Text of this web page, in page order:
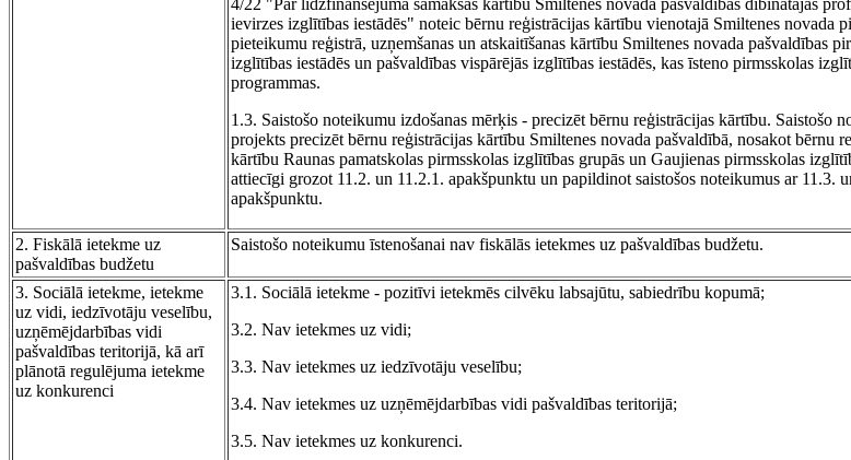
4/22 "Par līdzfinansējuma samaksas kārtību Smiltenes novada pašvaldības dibinātajās
ievirzes izglītības iestādēs" noteic bērnu reģistrācijas kārtību vienotajā Smiltenes novada
pieteikumu reģistrā, uzņemšanas un atskaitīšanas kārtību Smiltenes novada pašvaldības
izglītības iestādēs un pašvaldības vispārējās izglītības iestādēs, kas īsteno pirmsskolas
programmas.
1.3. Saistošo noteikumu izdošanas mērķis - precizēt bērnu reģistrācijas kārtību. Saistošo
projekts precizēt bērnu reģistrācijas kārtību Smiltenes novada pašvaldībā, nosakot bērnu
kārtību Raunas pamatskolas pirmsskolas izglītības grupās un Gaujienas pirmsskolas
attiecīgi grozot 11.2. un 11.2.1. apakšpunktu un papildinot saistošos noteikumus ar 11.3.
apakšpunktu.
2. Fiskālā ietekme uz
pašvaldības budžetu
Saistošo noteikumu īstenošanai nav fiskālās ietekmes uz pašvaldības budžetu.
3. Sociālā ietekme, ietekme
uz vidi, iedzīvotāju veselību,
uzņēmējdarbības vidi
pašvaldības teritorijā, kā arī
plānotā regulējuma ietekme
uz konkurenci
3.1. Sociālā ietekme - pozitīvi ietekmēs cilvēku labsajūtu, sabiedrību kopumā;
3.2. Nav ietekmes uz vidi;
3.3. Nav ietekmes uz iedzīvotāju veselību;
3.4. Nav ietekmes uz uzņēmējdarbības vidi pašvaldības teritorijā;
3.5. Nav ietekmes uz konkurenci.